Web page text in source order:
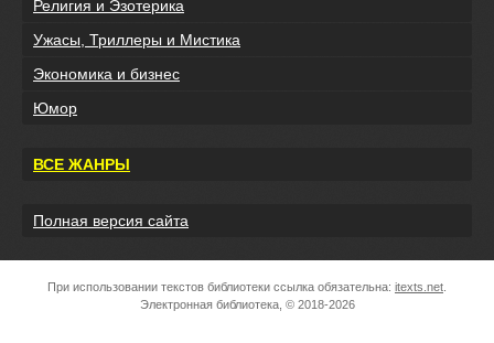
Религия и Эзотерика
Ужасы, Триллеры и Мистика
Экономика и бизнес
Юмор
ВСЕ ЖАНРЫ
Полная версия сайта
При использовании текстов библиотеки ссылка обязательна: itexts.net
Электронная библиотека, © 2018-2026